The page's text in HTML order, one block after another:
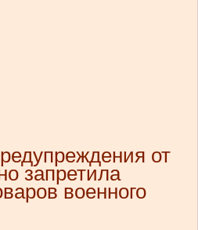
от
запретила
военного